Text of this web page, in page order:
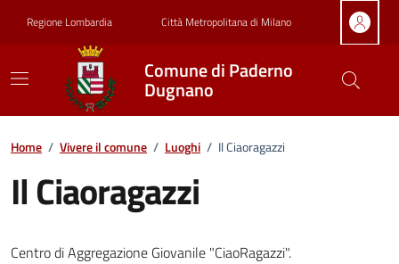
Regione Lombardia Città Metropolitana di Milano
Comune di Paderno
Dugnano
Home / Vivere il comune / Luoghi / Il Ciaoragazzi
Il Ciaoragazzi
Centro di Aggregazione Giovanile "CiaoRagazzi".